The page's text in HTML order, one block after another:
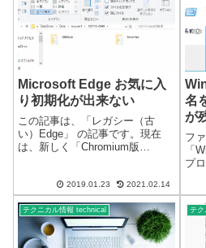
示...
い
Microsoft Edge お気に入
り初期化が出来ない
この記事は、「レガシー（古
い）Edge」 の記事です。現在
は、新しく「Chromium版
記事は、こちらです ↓Microsoft
Edge のお気に入りデータ初期化
M...
2019.01.23 2021.02.14
名
が
フ
「
プ
使
こ
前
更
っ
テクニカル情報 technical テク